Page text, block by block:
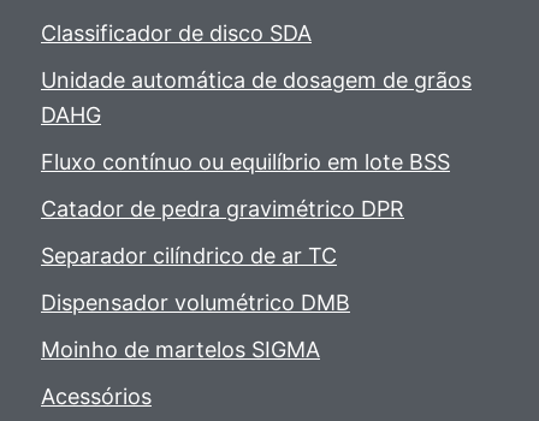
Classificador de disco SDA
Unidade automática de dosagem de grãos
DAHG
Fluxo contínuo ou equilíbrio em lote BSS
Catador de pedra gravimétrico DPR
Separador cilíndrico de ar TC
Dispensador volumétrico DMB
Moinho de martelos SIGMA
Acessórios